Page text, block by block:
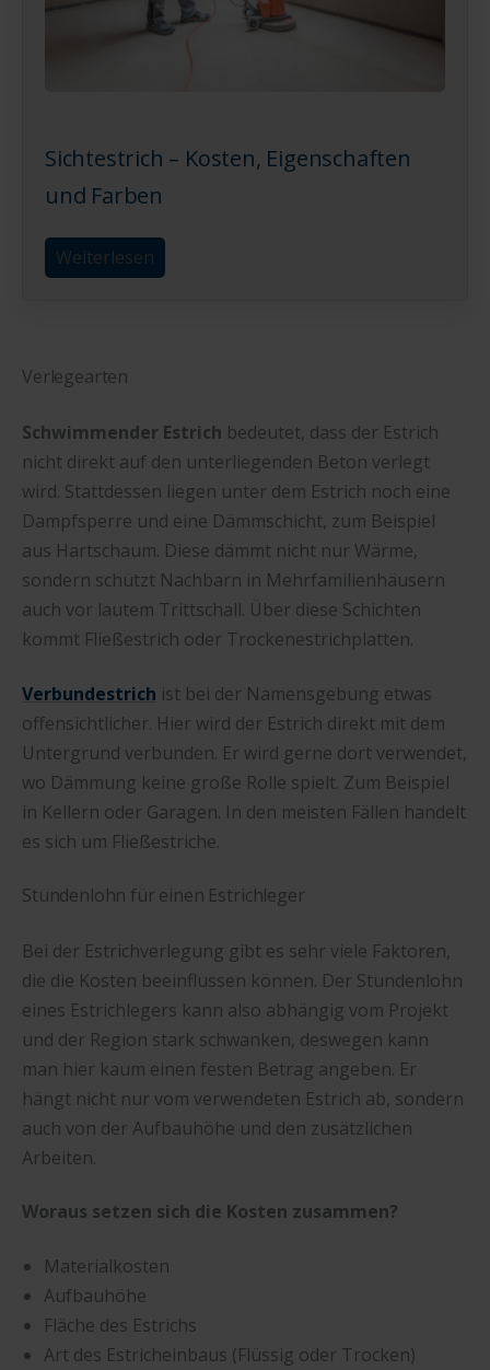
Sichtestrich – Kosten, Eigenschaften
und Farben
Weiterlesen
Verlegearten
Schwimmender Estrich bedeutet, dass der Estrich
nicht direkt auf den unterliegenden Beton verlegt
wird. Stattdessen liegen unter dem Estrich noch eine
Dampfsperre und eine Dämmschicht, zum Beispiel
aus Hartschaum. Diese dämmt nicht nur Wärme,
sondern schützt Nachbarn in Mehrfamilienhäusern
auch vor lautem Trittschall. Über diese Schichten
kommt Fließestrich oder Trockenestrichplatten.
Verbundestrich ist bei der Namensgebung etwas
offensichtlicher. Hier wird der Estrich direkt mit dem
Untergrund verbunden. Er wird gerne dort verwendet,
wo Dämmung keine große Rolle spielt. Zum Beispiel
in Kellern oder Garagen. In den meisten Fällen handelt
es sich um Fließestriche.
Stundenlohn für einen Estrichleger
Bei der Estrichverlegung gibt es sehr viele Faktoren,
die die Kosten beeinflussen können. Der Stundenlohn
eines Estrichlegers kann also abhängig vom Projekt
und der Region stark schwanken, deswegen kann
man hier kaum einen festen Betrag angeben. Er
hängt nicht nur vom verwendeten Estrich ab, sondern
auch von der Aufbauhöhe und den zusätzlichen
Arbeiten.
Woraus setzen sich die Kosten zusammen?
Materialkosten
Aufbauhöhe
Fläche des Estrichs
Art des Estricheinbaus (Flüssig oder Trocken)